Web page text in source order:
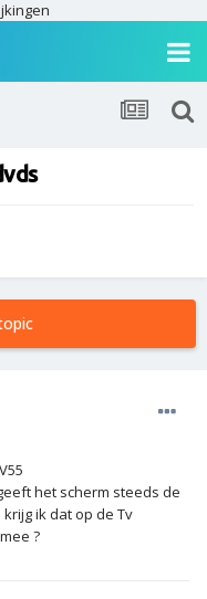
het scherm steeds de
ik dat op de Tv
?